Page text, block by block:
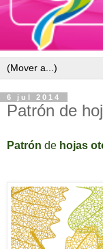
6 jul 2014
Patrón de
Patrón de hojas